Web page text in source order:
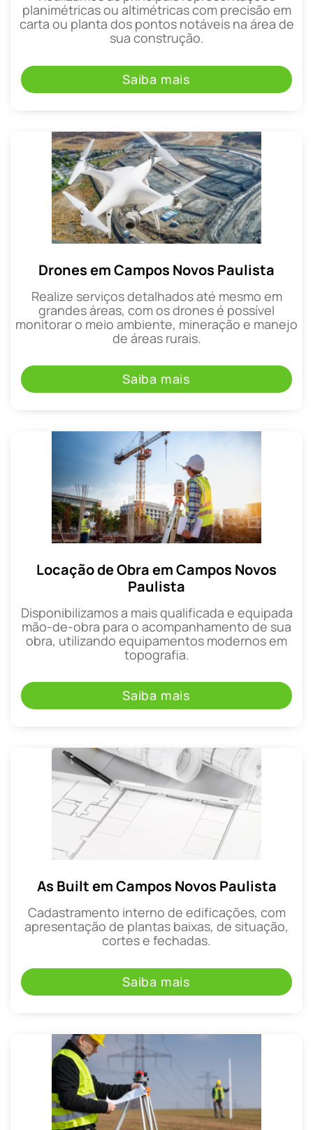
planimétricas ou altimétricas com precisão em
carta ou planta dos pontos notáveis na área de
sua construção.
Saiba mais
Drones em Campos Novos Paulista
Realize serviços detalhados até mesmo em
grandes áreas, com os drones é possível
monitorar o meio ambiente, mineração e manejo
de áreas rurais.
Saiba mais
Locação de Obra em Campos Novos
Paulista
Disponibilizamos a mais qualificada e equipada
mão-de-obra para o acompanhamento de sua
obra, utilizando equipamentos modernos em
topografia.
Saiba mais
As Built em Campos Novos Paulista
Cadastramento interno de edificações, com
apresentação de plantas baixas, de situação,
cortes e fechadas.
Saiba mais